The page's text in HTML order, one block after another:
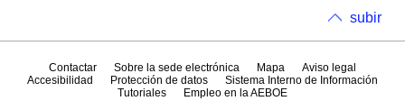
subir
Contactar Sobre la sede electrónica Mapa
Aviso legal
Accesibilidad
Protección de datos
Sistema Interno de Información
Tutoriales
Empleo en la AEBOE